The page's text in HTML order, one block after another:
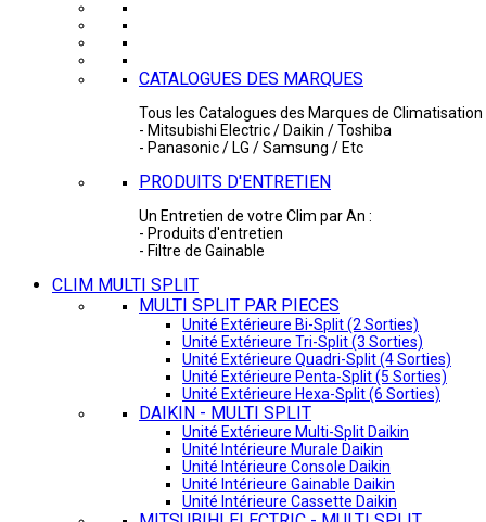
CATALOGUES DES MARQUES
Tous les Catalogues des Marques de Climatisation
- Mitsubishi Electric / Daikin / Toshiba
- Panasonic / LG / Samsung / Etc
PRODUITS D'ENTRETIEN
Un Entretien de votre Clim par An :
- Produits d'entretien
- Filtre de Gainable
CLIM MULTI SPLIT
MULTI SPLIT PAR PIECES
Unité Extérieure Bi-Split (2 Sorties)
Unité Extérieure Tri-Split (3 Sorties)
Unité Extérieure Quadri-Split (4 Sorties)
Unité Extérieure Penta-Split (5 Sorties)
Unité Extérieure Hexa-Split (6 Sorties)
DAIKIN - MULTI SPLIT
Unité Extérieure Multi-Split Daikin
Unité Intérieure Murale Daikin
Unité Intérieure Console Daikin
Unité Intérieure Gainable Daikin
Unité Intérieure Cassette Daikin